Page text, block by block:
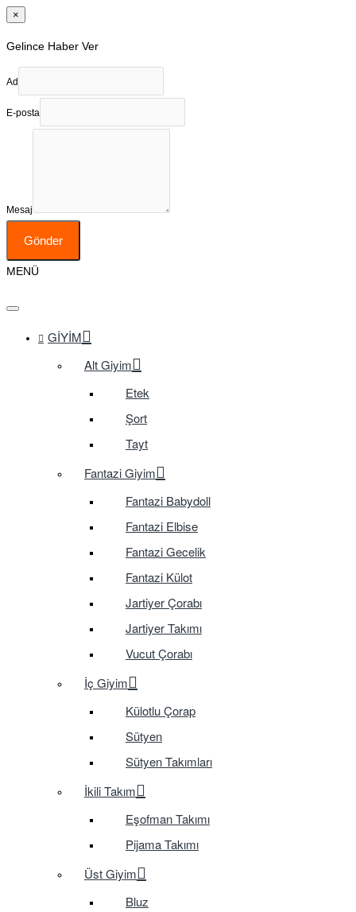
×
Gelince Haber Ver
Ad
E-posta
Mesaj
Gönder
MENÜ
GIYIM
Alt Giyim
Etek
Şort
Tayt
Fantazi Giyim
Fantazi Babydoll
Fantazi Elbise
Fantazi Gecelik
Fantazi Külot
Jartiyer Çorabı
Jartiyer Takımı
Vucut Çorabı
İç Giyim
Külotlu Çorap
Sütyen
Sütyen Takımları
İkili Takım
Eşofman Takımı
Pijama Takımı
Üst Giyim
Bluz